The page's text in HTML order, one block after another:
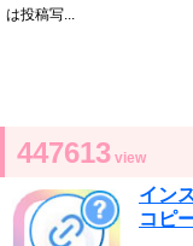
は投稿写...
447613 view
イン
コピ